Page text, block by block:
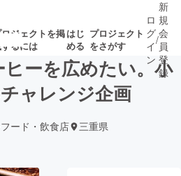
ジェクトを掲
るには
はじ
める
プロジェクト
をさがす
募集終了が近いプ
ロジェクト
ロ
グ
イ
ン
/
新
規
会
員
登
録
ーを広めたい。小
ャレンジ企画
フード・飲食店 三重県